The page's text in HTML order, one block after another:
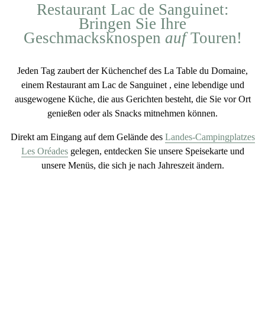
Restaurant Lac de Sanguinet:
Bringen Sie Ihre
Geschmacksknospen aufTouren!
Jeden Tag zaubert der Küchenchef des La Table du Domaine,
einem Restaurant am Lac de Sanguinet , eine lebendige und
ausgewogene Küche, die aus Gerichten besteht, die Sie vor Ort
genießen oder als Snacks mitnehmen können.
Direkt am Eingang auf dem Gelände des Landes-Campingplatzes
Les Oréadesgelegen, entdecken Sie unsere Speisekarte und
unsere Menüs, die sich je nach Jahreszeit ändern.